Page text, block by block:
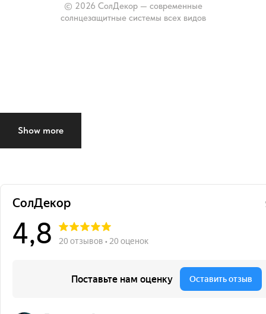
© 2026 СолДекор — современные
солнцезащитные системы всех видов
Show more